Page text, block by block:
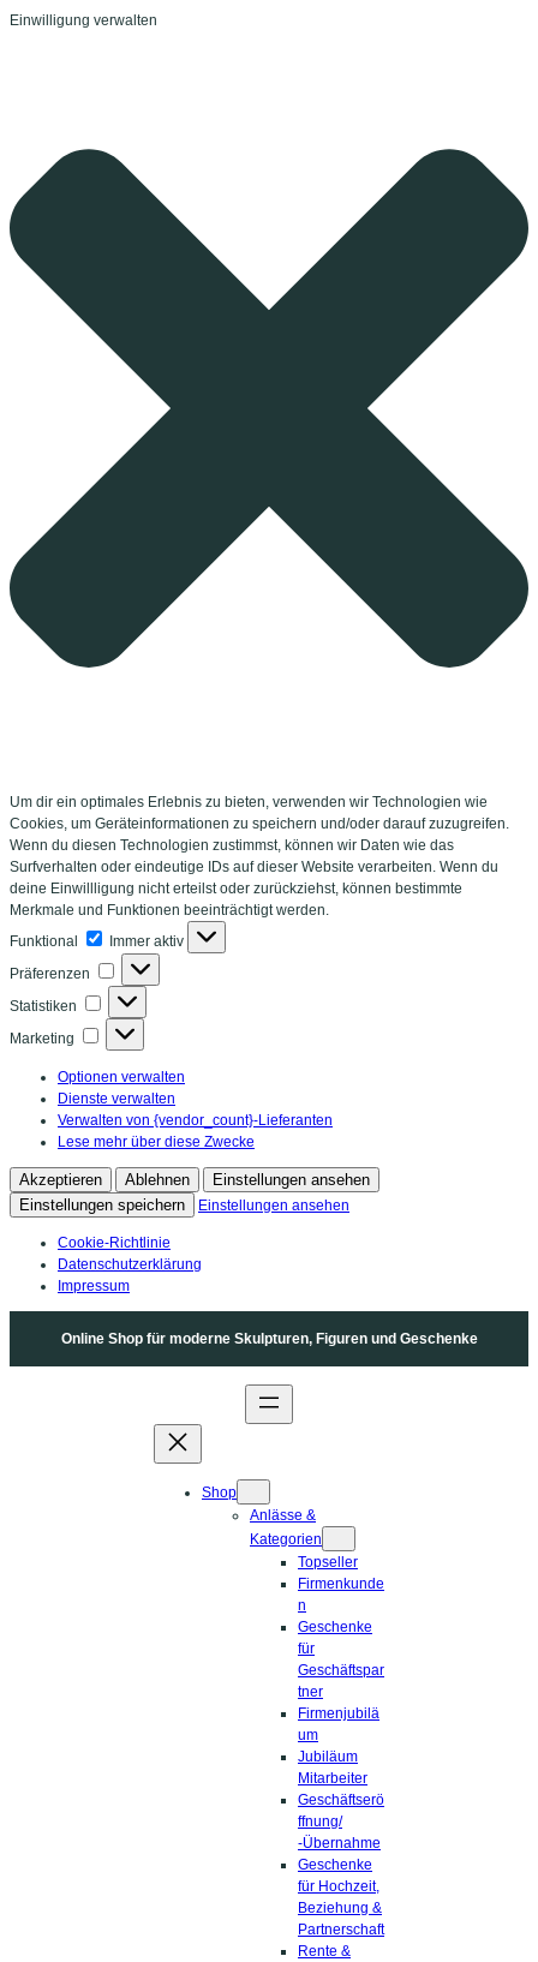
Einwilligung verwalten
Um dir ein optimales Erlebnis zu bieten, verwenden wir Technologien wie
Cookies, um Geräteinformationen zu speichern und/oder darauf zuzugreifen.
Wenn du diesen Technologien zustimmst, können wir Daten wie das
Surfverhalten oder eindeutige IDs auf dieser Website verarbeiten. Wenn du
deine Einwillligung nicht erteilst oder zurückziehst, können bestimmte
Merkmale und Funktionen beeinträchtigt werden.
Funktional
Immer aktiv
Präferenzen
Präferenzen
Statistiken
Statistiken
Marketing
Marketing
Optionen verwalten
Dienste verwalten
Verwalten von {vendor_count}-Lieferanten
Lese mehr über diese Zwecke
Akzeptieren Ablehnen
Einstellungen ansehen
Einstellungen speichern
Einstellungen ansehen
Cookie-Richtlinie
Datenschutzerklärung
Impressum
springen
Online Shop für moderne Skulpturen, Figuren und Geschenke
Shop
Anlässe &
Kategorien
Topseller
Firmenkunde
n
Geschenke
für
Geschäftspar
tner
Firmenjubilä
um
Jubiläum
Mitarbeiter
Geschäftserö
ffnung/
-Übernahme
Geschenke
für Hochzeit,
Beziehung &
Partnerschaft
Rente &